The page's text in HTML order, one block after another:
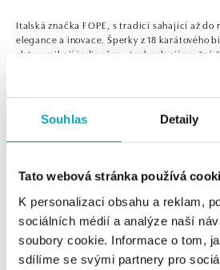
Souhlas Detaily
Tato webová stránka používá
K personalizaci obsahu a reklam,
sociálních médií a analýze naší
soubory cookie. Informace o tom,
sdílíme se svými partnery pro
Italská značka FOPE, s tradicí sahající až do
elegance a inovace. Šperky z 18 karátového
zlata vynikají jedinečnou technologií pružné
výjimečný komfort a styl. Jsou skvělé pro
se dokonale kombinují a pohodlně nosí,
Tabulka velikostí FOPE ke stažení
Zobrazit víc
0 z 0 produktů
V katalogu nejsou žádné produkty.